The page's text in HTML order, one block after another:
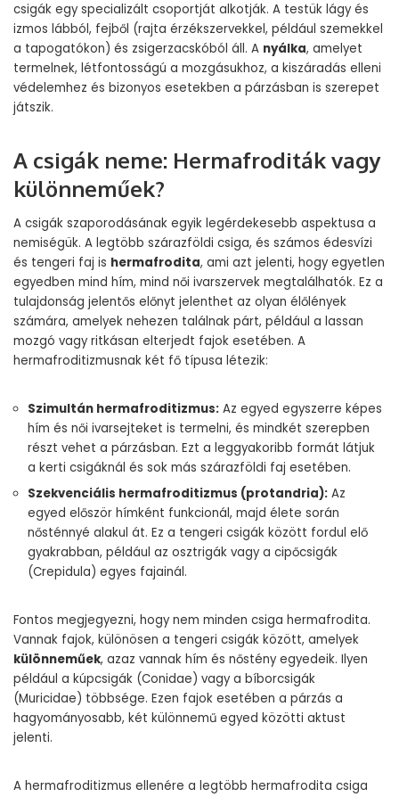
csigák egy specializált csoportját alkotják. A testük lágy és
izmos lábból, fejből (rajta érzékszervekkel, például szemekkel
a tapogatókon) és zsigerzacskóból áll. A nyálka, amelyet
termelnek, létfontosságú a mozgásukhoz, a kiszáradás elleni
védelemhez és bizonyos esetekben a párzásban is szerepet
játszik.
A csigák neme: Hermafroditák vagy
különneműek?
A csigák szaporodásának egyik legérdekesebb aspektusa a
nemiségük. A legtöbb szárazföldi csiga, és számos édesvízi
és tengeri faj is hermafrodita, ami azt jelenti, hogy egyetlen
egyedben mind hím, mind női ivarszervek megtalálhatók. Ez a
tulajdonság jelentős előnyt jelenthet az olyan élőlények
számára, amelyek nehezen találnak párt, például a lassan
mozgó vagy ritkásan elterjedt fajok esetében. A
hermafroditizmusnak két fő típusa létezik:
Szimultán hermafroditizmus: Az egyed egyszerre képes
hím és női ivarsejteket is termelni, és mindkét szerepben
részt vehet a párzásban. Ezt a leggyakoribb formát látjuk
a kerti csigáknál és sok más szárazföldi faj esetében.
Szekvenciális hermafroditizmus (protandria): Az
egyed először hímként funkcionál, majd élete során
nősténnyé alakul át. Ez a tengeri csigák között fordul elő
gyakrabban, például az osztrigák vagy a cipőcsigák
(Crepidula) egyes fajainál.
Fontos megjegyezni, hogy nem minden csiga hermafrodita.
Vannak fajok, különösen a tengeri csigák között, amelyek
különneműek, azaz vannak hím és nőstény egyedeik. Ilyen
például a kúpcsigák (Conidae) vagy a bíborcsigák
(Muricidae) többsége. Ezen fajok esetében a párzás a
hagyományosabb, két különnemű egyed közötti aktust
jelenti.
A hermafroditizmus ellenére a legtöbb hermafrodita csiga